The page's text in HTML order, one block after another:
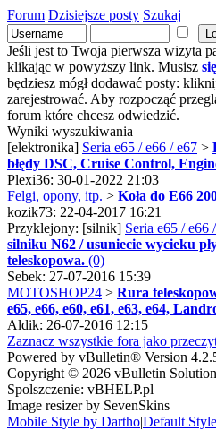
Forum Dzisiejsze posty Szukaj
Jeśli jest to Twoja pierwsza wizyta
klikając w powyższy link. Musisz
będziesz mógł dodawać posty:
zarejestrować. Aby rozpocząć
forum które chcesz odwiedzić.
Wyniki wyszukiwania
[elektronika] Seria e65 / e66 / e67 >
błędy DSC, Cruise Control,
Plexi36: 30-01-2022 21:03
Felgi, opony, itp. > Koła do E66
kozik73: 22-04-2017 16:21
Przyklejony: [silnik] Seria e65 / e66
silniku N62 / usuniecie wycieku
teleskopowa. (0)
Sebek: 27-07-2016 15:39
MOTOSHOP24 > Rura
e65, e66, e60, e61, e63, e64,
Aldik: 26-07-2016 12:15
Zaznacz wszystkie fora jako
Powered by vBulletin® Version
Copyright © 2026 vBulletin
Spolszczenie: vBHELP.pl
Image resizer by SevenSkins
Mobile Style by Dartho|Default Style